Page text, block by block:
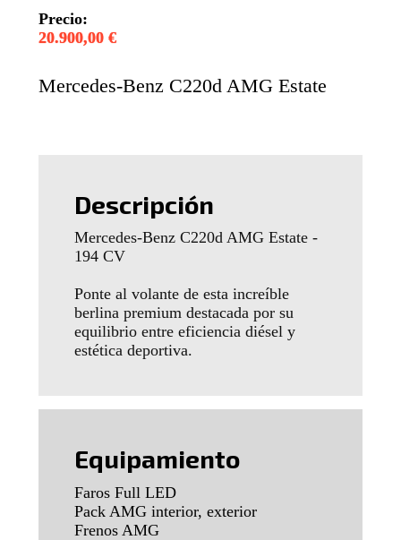
Precio:
20.900,00 €
Mercedes-Benz C220d AMG Estate
Descripción
Mercedes-Benz C220d AMG Estate -
194 CV
Ponte al volante de esta increíble
berlina premium destacada por su
equilibrio entre eficiencia diésel y
estética deportiva.
Equipamiento
Faros Full LED
Pack AMG interior, exterior
Frenos AMG